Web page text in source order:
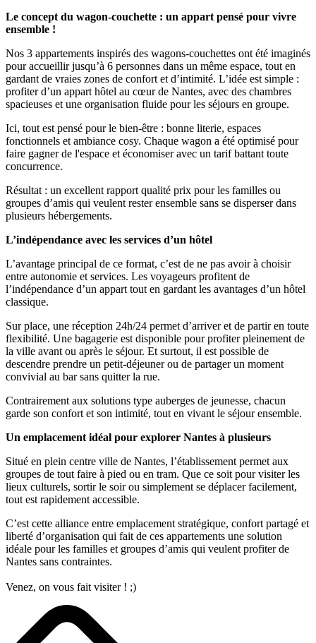
Le concept du wagon-couchette : un appart pensé pour vivre
ensemble !
Nos 3 appartements inspirés des wagons-couchettes ont été imaginés
pour accueillir jusqu’à 6 personnes dans un même espace, tout en
gardant de vraies zones de confort et d’intimité. L’idée est simple :
profiter d’un appart hôtel au cœur de Nantes, avec des chambres
spacieuses et une organisation fluide pour les séjours en groupe.
Ici, tout est pensé pour le bien-être : bonne literie, espaces
fonctionnels et ambiance cosy. Chaque wagon a été optimisé pour
faire gagner de l'espace et économiser avec un tarif battant toute
concurrence.
Résultat : un excellent rapport qualité prix pour les familles ou
groupes d’amis qui veulent rester ensemble sans se disperser dans
plusieurs hébergements.
L’indépendance avec les services d’un hôtel
L’avantage principal de ce format, c’est de ne pas avoir à choisir
entre autonomie et services. Les voyageurs profitent de
l’indépendance d’un appart tout en gardant les avantages d’un hôtel
classique.
Sur place, une réception 24h/24 permet d’arriver et de partir en toute
flexibilité. Une bagagerie est disponible pour profiter pleinement de
la ville avant ou après le séjour. Et surtout, il est possible de
descendre prendre un petit-déjeuner ou de partager un moment
convivial au bar sans quitter la rue.
Contrairement aux solutions type auberges de jeunesse, chacun
garde son confort et son intimité, tout en vivant le séjour ensemble.
Un emplacement idéal pour explorer Nantes à plusieurs
Situé en plein centre ville de Nantes, l’établissement permet aux
groupes de tout faire à pied ou en tram. Que ce soit pour visiter les
lieux culturels, sortir le soir ou simplement se déplacer facilement,
tout est rapidement accessible.
C’est cette alliance entre emplacement stratégique, confort partagé et
liberté d’organisation qui fait de ces appartements une solution
idéale pour les familles et groupes d’amis qui veulent profiter de
Nantes sans contraintes.
Venez, on vous fait visiter ! ;)